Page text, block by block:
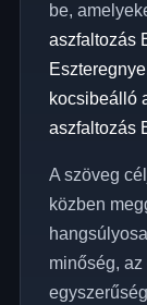
be,
aszfaltozás
Eszteregnye
kocsibeálló
aszfaltozás
A szöveg
közben
minőség,